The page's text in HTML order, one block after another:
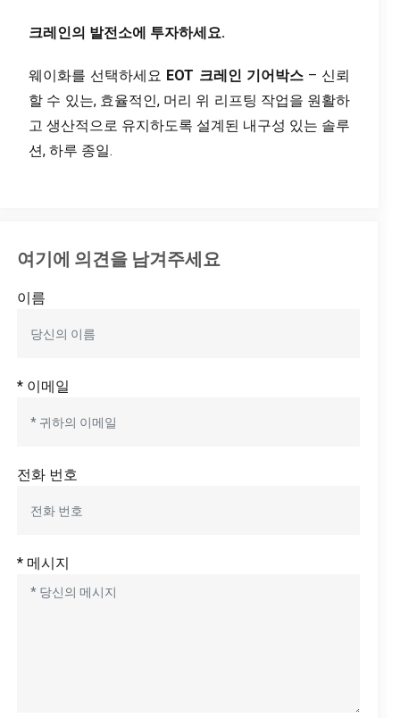
크레인의 발전소에 투자하세요.
웨이화를 선택하세요 EOT 크레인 기어박스– 신뢰
할 수 있는, 효율적인, 머리 위 리프팅 작업을 원활하
고 생산적으로 유지하도록 설계된 내구성 있는 솔루
션, 하루 종일.
여기에 의견을 남겨주세요
이름
* 이메일
전화 번호
* 메시지